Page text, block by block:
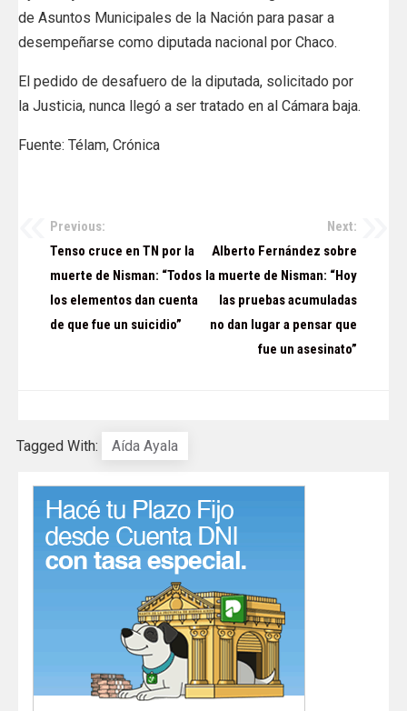
de Asuntos Municipales de la Nación para pasar a
desempeñarse como diputada nacional por Chaco.
El pedido de desafuero de la diputada, solicitado por
la Justicia, nunca llegó a ser tratado en al Cámara baja.
Fuente: Télam, Crónica
Navegación
entradas
Previous:
Tenso cruce en TN por la
muerte de Nisman: “Todos
los elementos dan cuenta
de que fue un suicidio”
Next:
Alberto Fernández sobre
la muerte de Nisman: “Hoy
las pruebas acumuladas
no dan lugar a pensar que
fue un asesinato”
Tagged With: Aída Ayala